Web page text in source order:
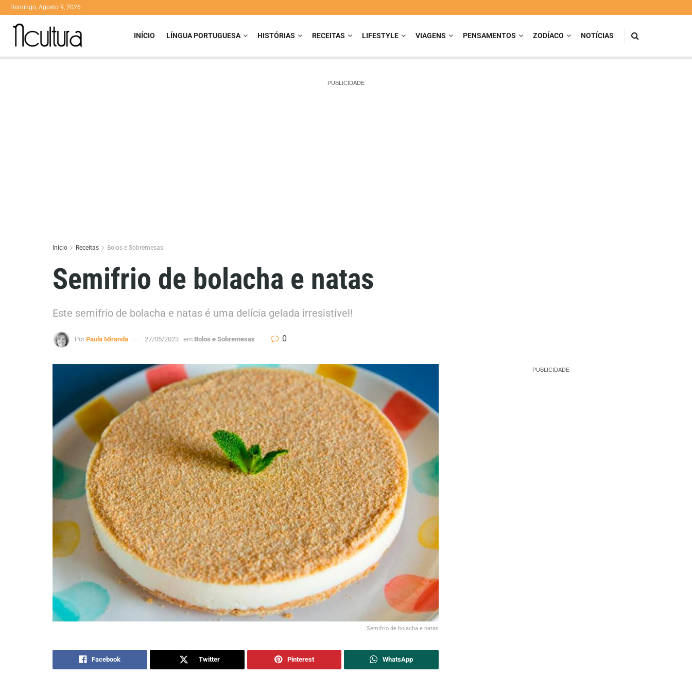
Domingo, Agosto 9, 2026
INÍCIO LÍNGUA PORTUGUESA HISTÓRIAS RECEITAS LIFESTYLE VIAGENS PENSAMENTOS ZODÍACO NOTÍCIAS
PUBLICIDADE
Início Receitas Bolos e Sobremesas
Semifrio de bolacha e natas
Este semifrio de bolacha e natas é uma delícia gelada irresistível!
Por Paula Miranda 27/05/2023 em Bolos e Sobremesas 0
Semifrio de bolacha e natas
Facebook Twitter Pinterest WhatsApp
PUBLICIDADE